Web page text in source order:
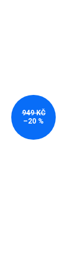
949 KČ
–20 %